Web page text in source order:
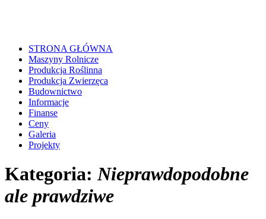
STRONA GŁÓWNA
Maszyny Rolnicze
Produkcja Roślinna
Produkcja Zwierzęca
Budownictwo
Informacje
Finanse
Ceny
Galeria
Projekty
Kategoria: Nieprawdopodobne
ale prawdziwe